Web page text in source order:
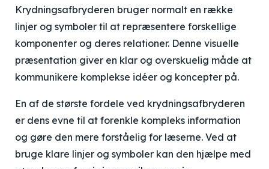
Krydningsafbryderen bruger normalt en række
linjer og symboler til at repræsentere forskellige
komponenter og deres relationer. Denne visuelle
præsentation giver en klar og overskuelig måde at
kommunikere komplekse idéer og koncepter på.
En af de største fordele ved krydningsafbryderen
er dens evne til at forenkle kompleks information
og gøre den mere forståelig for læserne. Ved at
bruge klare linjer og symboler kan den hjælpe med